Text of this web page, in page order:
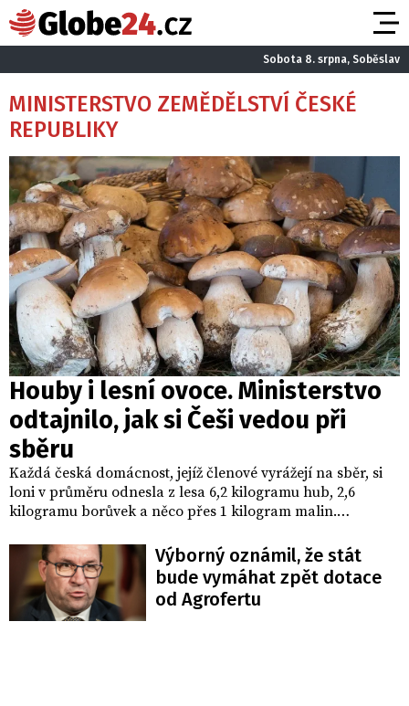
Sobota 8. srpna, Soběslav
MINISTERSTVO ZEMĚDĚLSTVÍ ČESKÉ
REPUBLIKY
Houby i lesní ovoce. Ministerstvo
odtajnilo, jak si Češi vedou při
sběru
Každá česká domácnost, jejíž členové vyrážejí na sběr, si
loni v průměru odnesla z lesa 6,2 kilogramu hub, 2,6
kilogramu borůvek a něco přes 1 kilogram malin.
šetření Ministerstva zemědělství (MZe), který vyhodnotila
Fakulta lesnická a dřevařská České zemědělské univerzity
(ČZU).
Výborný oznámil, že stát
bude vymáhat zpět dotace
od Agrofertu